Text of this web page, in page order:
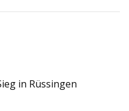
in Rüssingen